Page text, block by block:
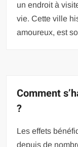
un endroit à
vie. Cette ville
amoureux, est
Comment
?
Les effets
depuis de